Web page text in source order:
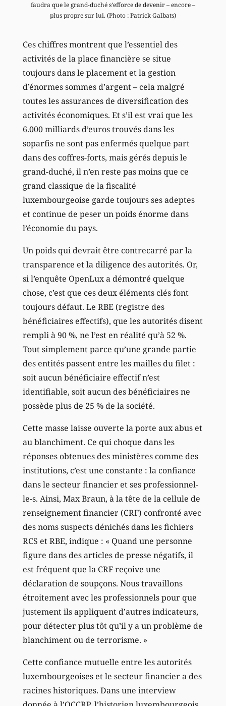
faudra que le grand-duché s’efforce de devenir – encore –
plus propre sur lui. (Photo : Patrick Galbats)
Ces chiffres montrent que l’essentiel des
activités de la place financière se situe
toujours dans le placement et la gestion
d’énormes sommes d’argent – cela malgré
toutes les assurances de diversification des
activités économiques. Et s’il est vrai que les
6.000 milliards d’euros trouvés dans les
soparfis ne sont pas enfermés quelque part
dans des coffres-forts, mais gérés depuis le
grand-duché, il n’en reste pas moins que ce
grand classique de la fiscalité
luxembourgeoise garde toujours ses adeptes
et continue de peser un poids énorme dans
l’économie du pays.
Un poids qui devrait être contrecarré par la
transparence et la diligence des autorités. Or,
si l’enquête OpenLux a démontré quelque
chose, c’est que ces deux éléments clés font
toujours défaut. Le RBE (registre des
bénéficiaires effectifs), que les autorités disent
rempli à 90 %, ne l’est en réalité qu’à 52 %.
Tout simplement parce qu’une grande partie
des entités passent entre les mailles du filet :
soit aucun bénéficiaire effectif n’est
identifiable, soit aucun des bénéficiaires ne
possède plus de 25 % de la société.
Cette masse laisse ouverte la porte aux abus et
au blanchiment. Ce qui choque dans les
réponses obtenues des ministères comme des
institutions, c’est une constante : la confiance
dans le secteur financier et ses professionnel-
le-s. Ainsi, Max Braun, à la tête de la cellule de
renseignement financier (CRF) confronté avec
des noms suspects dénichés dans les fichiers
RCS et RBE, indique : « Quand une personne
figure dans des articles de presse négatifs, il
est fréquent que la CRF reçoive une
déclaration de soupçons. Nous travaillons
étroitement avec les professionnels pour que
justement ils appliquent d’autres indicateurs,
pour détecter plus tôt qu’il y a un problème de
blanchiment ou de terrorisme. »
Cette confiance mutuelle entre les autorités
luxembourgeoises et le secteur financier a des
racines historiques. Dans une interview